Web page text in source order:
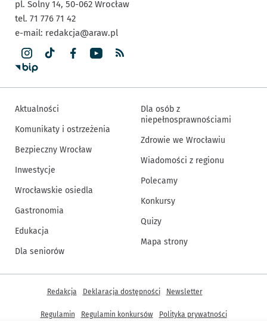
pl. Solny 14, 50-062 Wrocław
tel. 71 776 71 42
e-mail: redakcja@araw.pl
Aktualności
Komunikaty i ostrzeżenia
Bezpieczny Wrocław
Inwestycje
Wrocławskie osiedla
Gastronomia
Edukacja
Dla seniorów
Dla osób z
niepełnosprawnościami
Zdrowie we Wrocławiu
Wiadomości z regionu
Polecamy
Konkursy
Quizy
Mapa strony
Inne informacje
Redakcja Deklaracja dostępności Newsletter
Regulamin Regulamin konkursów Polityka prywatności